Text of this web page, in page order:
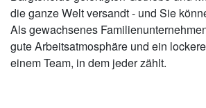
die ganze Welt versandt - und Sie
Als gewachsenes
gute Arbeitsatmosphäre und ein
einem Team, in dem jeder zählt.